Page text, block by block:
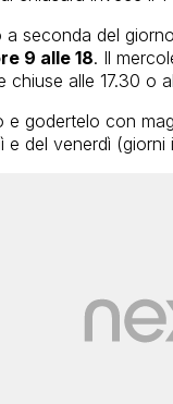
seconda del
9 alle 18. Il
chiuse alle 17.30 o
e godertelo con
e del venerdì